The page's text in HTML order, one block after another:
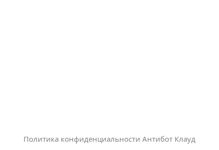
Политика конфиденциальности Антибот Клауд